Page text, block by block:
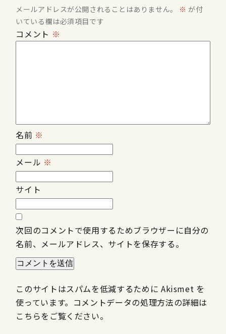
メールアドレスが公開されることはありません。 ※ が付
いている欄は必須項目です
コメント ※
名前 ※
メール ※
サイト
次回のコメントで使用するためブラウザーに自分の
名前、メールアドレス、サイトを保存する。
このサイトはスパムを低減するために Akismet を
使っています。 コメントデータの処理方法の詳細は
こちらをご覧ください。